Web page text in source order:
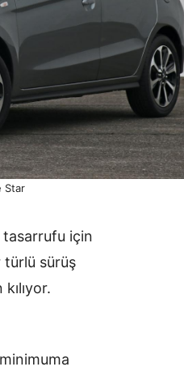
Star
tasarrufu için
türlü sürüş